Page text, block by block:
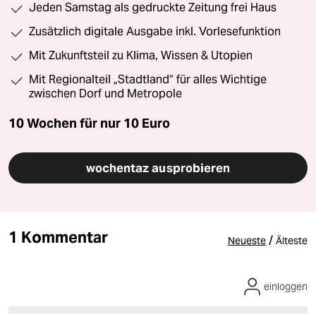
Jeden Samstag als gedruckte Zeitung frei Haus
Zusätzlich digitale Ausgabe inkl. Vorlesefunktion
Mit Zukunftsteil zu Klima, Wissen & Utopien
Mit Regionalteil „Stadtland“ für alles Wichtige
zwischen Dorf und Metropole
10 Wochen für nur 10 Euro
wochentaz ausprobieren
1 Kommentar Neueste / Älteste
einloggen